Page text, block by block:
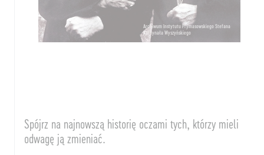
Spójrz na najnowszą historię oczami tych, którzy mieli
odwagę ją zmieniać.
Archiwum Instytutu Prymasowskiego Stefana
Kardynała Wyszyńskiego